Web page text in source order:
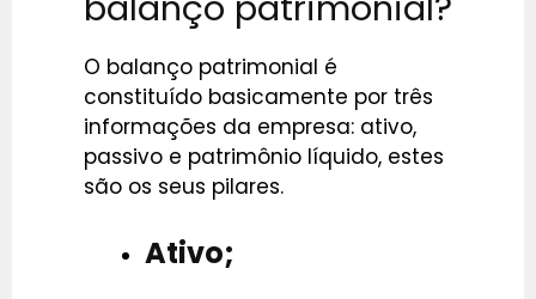
O balanço patrimonial é
constituído basicamente por três
informações da empresa: ativo,
passivo e patrimônio líquido, estes
são os seus pilares.
Ativo;